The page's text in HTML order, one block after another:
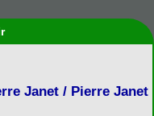
Janet / Pierre Janet